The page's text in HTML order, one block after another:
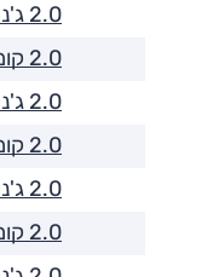
2.0 ג'נריישן ידני 3 דלתות
2.0 קומפורטליין אוטומט 3 דלתות
2.0 ג'נריישן אוטומט 3 דלתות
2.0 קומפורטליין ידני 5 דלתות
2.0 ג'נריישן ידני 5 דלתות
2.0 קומפורטליין אוטומט 5 דלתות